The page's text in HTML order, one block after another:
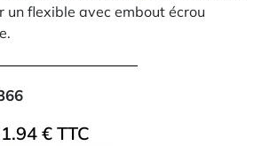
un flexible avec embout écrou
€ TTC